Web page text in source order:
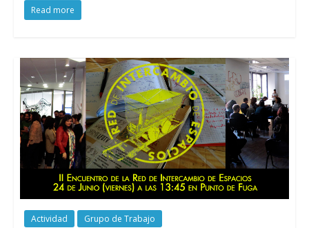
Read more
Actividad Grupo de Trabajo